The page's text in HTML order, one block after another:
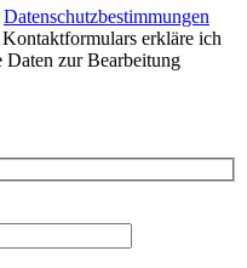
Datenschutzbestimmungen
erkläre ich
Daten zur Bearbeitung